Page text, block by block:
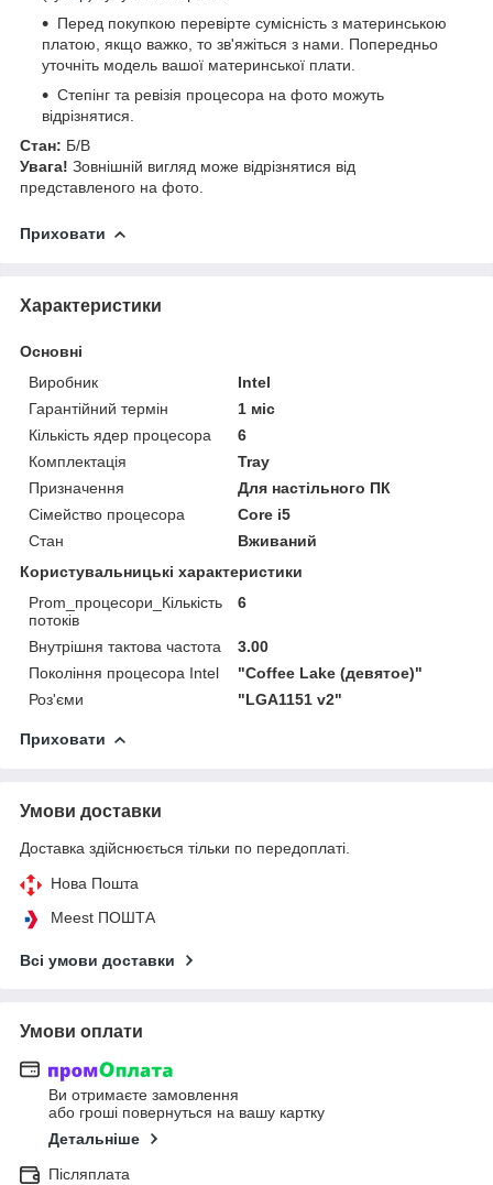
Перед покупкою перевірте сумісність з материнською
платою, якщо важко, то зв'яжіться з нами. Попередньо
уточніть модель вашої материнської плати.
Степінг та ревізія процесора на фото можуть
відрізнятися.
Стан: Б/В
Увага! Зовнішній вигляд може відрізнятися від
представленого на фото.
Приховати
Характеристики
Основні
Виробник
Intel
Гарантійний термін
1 міс
Кількість ядер процесора
6
Комплектація
Tray
Призначення
Для настільного ПК
Сімейство процесора
Core i5
Стан
Вживаний
Користувальницькі характеристики
Prom_процесори_Кількість
потоків
6
Внутрішня тактова частота
3.00
Покоління процесора Intel
"Coffee Lake (девятое)"
Роз'єми
"LGA1151 v2"
Приховати
Умови доставки
Доставка здійснюється тільки по передоплаті.
Нова Пошта
Meest ПОШТА
Всі умови доставки
Умови оплати
Ви отримаєте замовлення
або гроші повернуться на вашу картку
Детальніше
Післяплата